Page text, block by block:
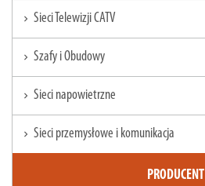
chevron_right Sieci Telewizji CATV
chevron_right Szafy i Obudowy
chevron_right Sieci napowietrzne
chevron_right Sieci przemysłowe i komunikacja
PRODUCENT